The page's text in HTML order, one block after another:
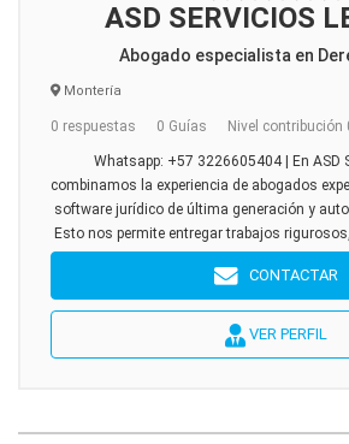
ASD SERVICIOS
Abogado especialista en
Montería
0 respuestas 0 Guías Nivel contribución
Whatsapp: +57 3226605404 | En ASD
combinamos la experiencia de abogados
software jurídico de última generación y
Esto nos permite entregar trabajos
CONTACTAR
VER PERFIL